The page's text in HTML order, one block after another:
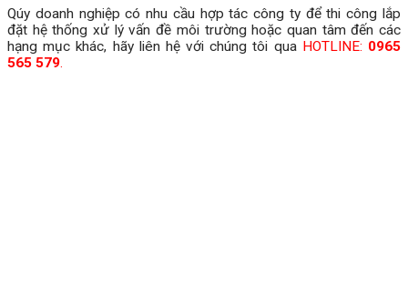
Qúy doanh nghiệp có nhu cầu hợp tác công ty để thi công lắp
đặt hệ thống xử lý vấn đề môi trường hoặc quan tâm đến các
hạng mục khác, hãy liên hệ với chúng tôi qua HOTLINE: 0965
565 579.